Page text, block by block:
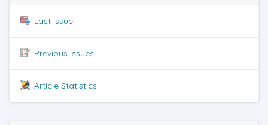
Last issue
Previous issues
Article Statistics